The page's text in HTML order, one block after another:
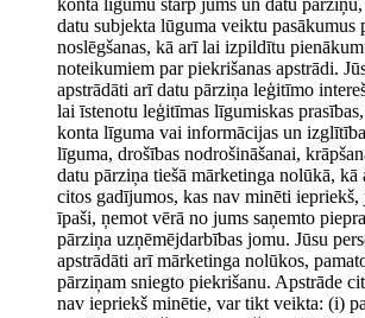
konta līgumu starp jums un datu
datu subjekta lūguma veiktu pasākumus
noslēgšanas, kā arī lai izpildītu
noteikumiem par piekrišanas apstrādi.
apstrādāti arī datu pārziņa leģitīmo
lai īstenotu leģitīmas līgumiskas
konta līguma vai informācijas un
līguma, drošības nodrošināšanai,
datu pārziņa tiešā mārketinga nolūkā, kā
citos gadījumos, kas nav minēti iepriekš,
īpaši, ņemot vērā no jums saņemto
pārziņa uzņēmējdarbības jomu. Jūsu
apstrādāti arī mārketinga nolūkos,
pārziņam sniegto piekrišanu. Apstrāde
nav iepriekš minētie, var tikt veikta: (i)